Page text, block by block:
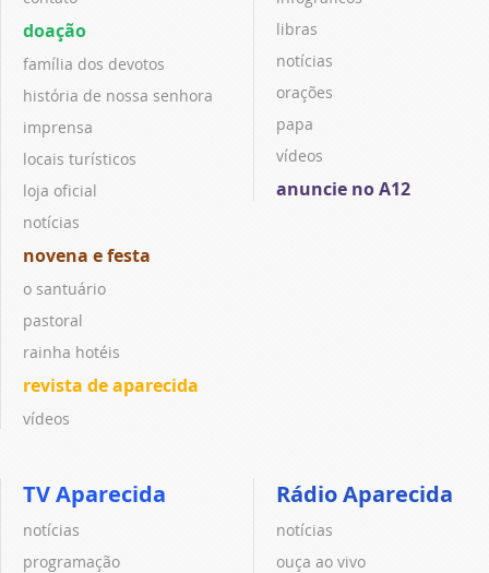
doação
família dos devotos
história de nossa senhora
imprensa
locais turísticos
loja oficial
notícias
novena e festa
o santuário
pastoral
rainha hotéis
revista de aparecida
vídeos
libras
notícias
orações
papa
vídeos
anuncie no A12
TV Aparecida
notícias
programação
Rádio Aparecida
notícias
ouça ao vivo